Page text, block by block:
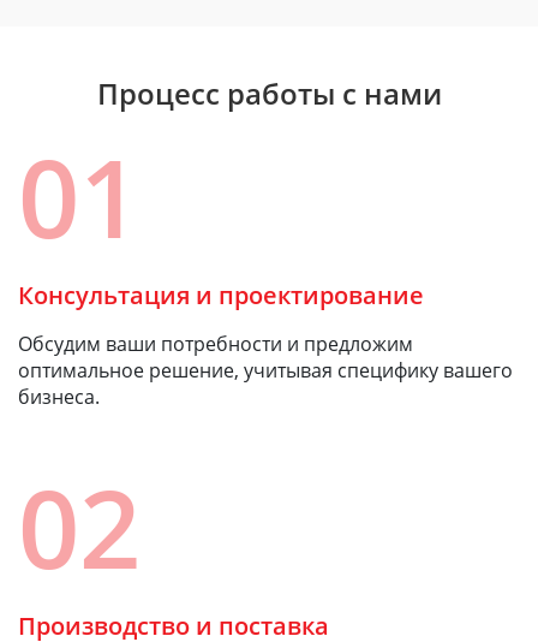
Процесс работы с нами
01
Консультация и проектирование
Обсудим ваши потребности и предложим
оптимальное решение, учитывая специфику вашего
бизнеса.
02
Производство и поставка